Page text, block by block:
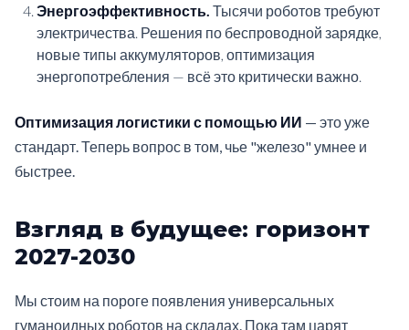
Энергоэффективность. Тысячи роботов требуют
электричества. Решения по беспроводной зарядке,
новые типы аккумуляторов, оптимизация
энергопотребления — всё это критически важно.
Оптимизация логистики с помощью ИИ — это уже
стандарт. Теперь вопрос в том, чье "железо" умнее и
быстрее.
Взгляд в будущее: горизонт
2027-2030
Мы стоим на пороге появления универсальных
гуманоидных роботов на складах. Пока там царят